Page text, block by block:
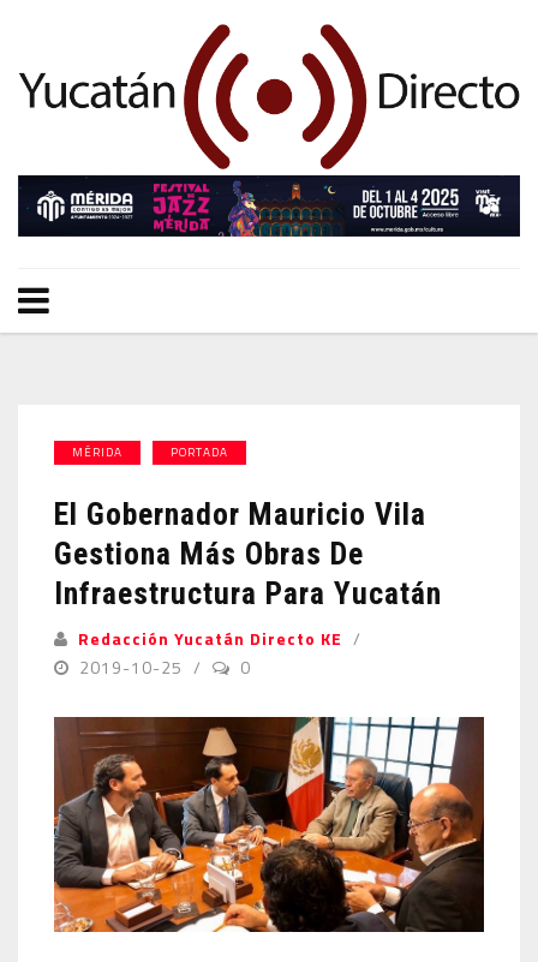
MÉRIDA PORTADA
El Gobernador Mauricio Vila
Gestiona Más Obras De
Infraestructura Para Yucatán
Redacción Yucatán Directo KE
2019-10-25
0